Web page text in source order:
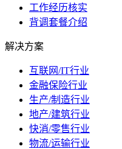
工作经历核实
背调套餐介绍
解决方案
互联网/IT行业
金融保险行业
生产/制造行业
地产/建筑行业
快消/零售行业
物流/运输行业